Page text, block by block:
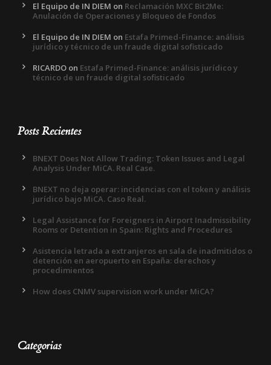
El Equipo de IN DIEM on Reclamación MXC Bit2Me:
Anulación de Operaciones y Bloqueo de Fondos
El Equipo de IN DIEM on Estafa Primed-Finance: análisis
jurídico y técnico de un fraude digital sofisticado
RICARDO on Estafa Primed-Finance: análisis jurídico y
técnico de un fraude digital sofisticado
Posts Recientes
BNEXT Does Not Allow Trading: Token Issues and Legal
Analysis Under MiCA. Real Case.
BNEXT no deja operar: incidencias con el token y análisis
jurídico bajo MiCA. Caso Real.
Legal Assistance for Foreigners in Airport Inadmissibility
Rooms or Detention in Spain: Rights and Procedures
Asistencia letrada a extranjeros en sala de inadmitidos o
detención en aeropuerto en España: derechos y
procedimientos
How does CNMV supervision work under MiCA?
Categorias